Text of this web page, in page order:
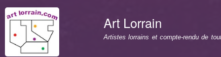
Art Lorrain
Artistes lorrains et compte-rendu de